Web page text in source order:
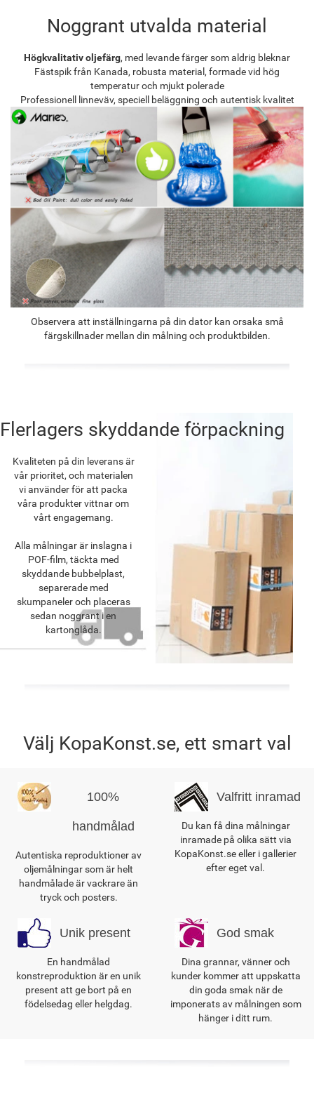
Noggrant utvalda material
Högkvalitativ oljefärg, med levande färger som aldrig bleknar
Fästspik från Kanada, robusta material, formade vid hög
temperatur och mjukt polerade
Professionell linneväv, speciell beläggning och autentisk kvalitet
Observera att inställningarna på din dator kan orsaka små
färgskillnader mellan din målning och produktbilden.
Flerlagers skyddande förpackning
Kvaliteten på din leverans är
vår prioritet, och materialen
vi använder för att packa
våra produkter vittnar om
vårt engagemang.
Alla målningar är inslagna i
POF-film, täckta med
skyddande bubbelplast,
separerade med
skumpaneler och placeras
sedan noggrant i en
kartonglåda.
Välj KopaKonst.se, ett smart val
100%
handmålad
Autentiska reproduktioner av
oljemålningar som är helt
handmålade är vackrare än
tryck och posters.
Valfritt inramad
Du kan få dina målningar
inramade på olika sätt via
KopaKonst.se eller i gallerier
efter eget val.
Unik present
En handmålad
konstreproduktion är en unik
present att ge bort på en
födelsedag eller helgdag.
God smak
Dina grannar, vänner och
kunder kommer att uppskatta
din goda smak när de
imponerats av målningen som
hänger i ditt rum.